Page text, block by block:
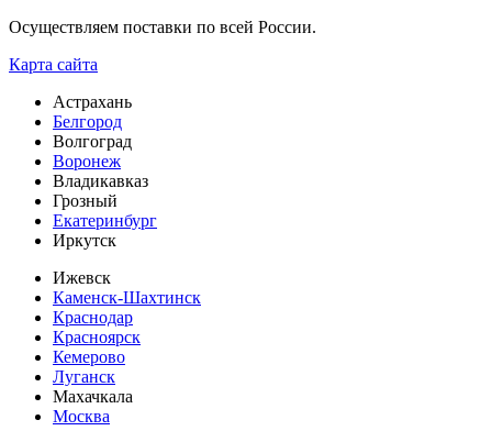
Осуществляем поставки по всей России.
Карта сайта
Астрахань
Белгород
Волгоград
Воронеж
Владикавказ
Грозный
Екатеринбург
Иркутск
Ижевск
Каменск-Шахтинск
Краснодар
Красноярск
Кемерово
Луганск
Махачкала
Москва